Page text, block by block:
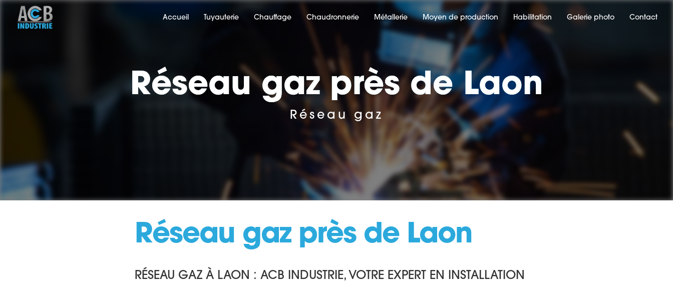
Accueil Tuyauterie Chauffage Chaudronnerie Métallerie Moyen de production Habilitation Galerie photo Contact
Réseau gaz près de Laon
Réseau gaz
Réseau gaz près de Laon
RÉSEAU GAZ À LAON : ACB INDUSTRIE, VOTRE EXPERT EN INSTALLATION
Panneau de gestion des cookies